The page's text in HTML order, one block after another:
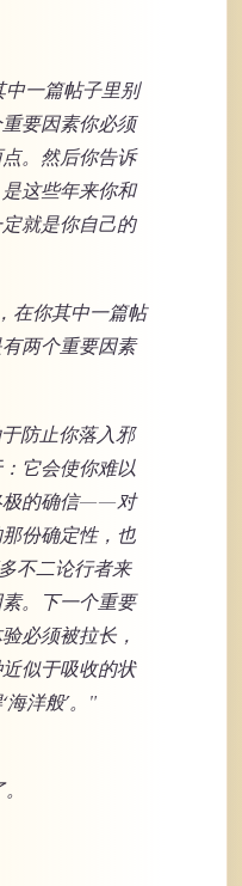
中一篇帖子里别
要因素你必须
。然后你告诉
这些年来你和
就是你自己的
在你其中一篇帖
两个重要因素
防止你落入邪
它会使你难以
极的确信——对
份确定性，也
不二论行者来
。下一个重要
必须被拉长，
似于吸收的状
洋般’。"